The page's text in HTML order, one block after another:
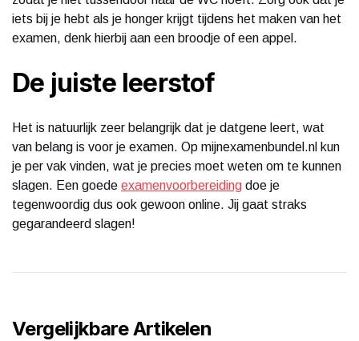
iets bij je hebt als je honger krijgt tijdens het maken van het
examen, denk hierbij aan een broodje of een appel.
De juiste leerstof
Het is natuurlijk zeer belangrijk dat je datgene leert, wat
van belang is voor je examen. Op mijnexamenbundel.nl kun
je per vak vinden, wat je precies moet weten om te kunnen
slagen. Een goede examenvoorbereiding doe je
tegenwoordig dus ook gewoon online. Jij gaat straks
gegarandeerd slagen!
Vergelijkbare Artikelen